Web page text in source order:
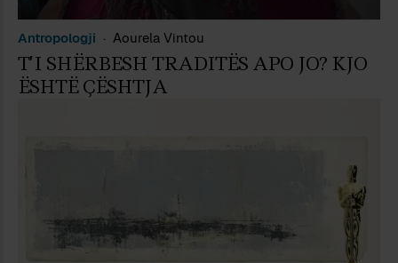
Antropologji Aourela Vintou
T’I SHËRBESH TRADITËS APO JO? KJO
ËSHTË ÇËSHTJA